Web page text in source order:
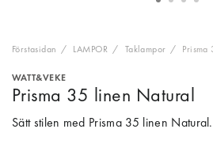
Förstasidan LAMPOR Taklampor
WATT&VEKE
Prisma 35 linen Natural
Sätt stilen med Prisma 35 linen Natural.